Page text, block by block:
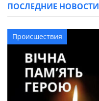
ПОСЛЕДНИЕ НОВОСТИ
Происшествия